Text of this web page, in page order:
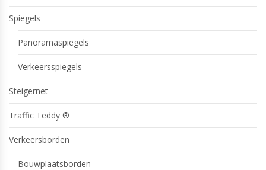
Spiegels
Panoramaspiegels
Verkeersspiegels
Steigernet
Traffic Teddy ®
Verkeersborden
Bouwplaatsborden